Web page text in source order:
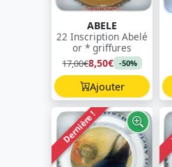
ABELE
22 Inscription Abelé
or * griffures
17,00€8,50€ -50%
Ajouter
Dernière !